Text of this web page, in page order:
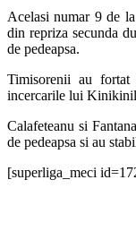
Acelasi numar 9 de
din repriza secunda
de pedeapsa.
Timisorenii au
incercarile lui
Calafeteanu si
de pedeapsa si au
[superliga_meci